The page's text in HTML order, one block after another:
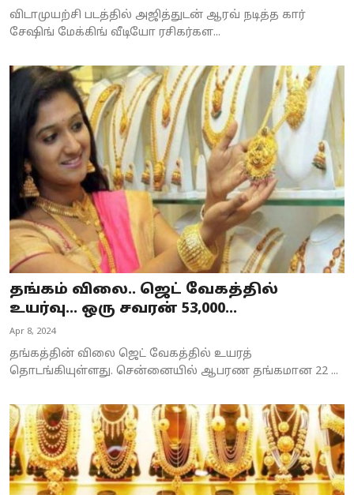
விடாமுயற்சி படத்தில் அஜித்துடன் ஆரவ் நடித்த கார்
சேஷிங் மேக்கிங் வீடியோ ரசிகர்கள...
தங்கம் விலை.. ஜெட் வேகத்தில்
உயர்வு... ஒரு சவரன் 53,000...
Apr 8, 2024
தங்கத்தின் விலை ஜெட் வேகத்தில் உயரத்
தொடங்கியுள்ளது. சென்னையில் ஆபரண தங்கமான 22 ...